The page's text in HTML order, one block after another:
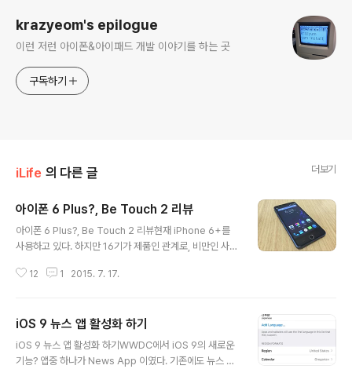
krazyeom's epilogue
이런 저런 아이폰&아이패드 개발 이야기를 하는 곳
구독하기
iLife 의 다른 글 더보기
아이폰 6 Plus?, Be Touch 2 리뷰
아이폰 6 Plus?, Be Touch 2 리뷰현재 iPhone 6+를
사용하고 있다. 하지만 16기가 제품인 관계로, 비만인 사람
가끔 사진 찍는 것 외에는 정말 아무것도 하지 않는데 매번
고 말이다. 안드로이드 폰에는 대부분 외장 메모리로 저장
공간을 확장할 수 있고, iCloud는 매달 $3.99을 내면서 2
00기가를 사용하고 있었는데, 안드로이드에서는 무료로
12 1 2015. 7. 17.
iOS 9 뉴스 앱 활성화 하기
iOS 9 뉴스 앱 활성화 하기WWDC에서 iOS 9의 새로운
기능? 앱중 하나가 News App 이였다. 기존에도 뉴스 스